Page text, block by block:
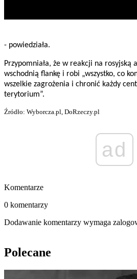
- powiedziała.
Przypomniała, że w reakcji na rosyjską
wschodnią flankę i robi „wszystko, co
wszelkie zagrożenia i chronić każdy
terytorium”.
Źródło: Wyborcza.pl, DoRzeczy.pl
ad
Komentarze
0 komentarzy
Dodawanie komentarzy wymaga
Polecane